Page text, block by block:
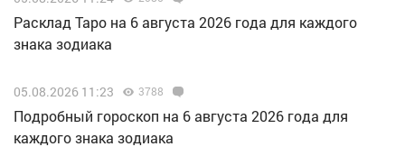
Расклад Таро на 6 августа 2026 года для каждого
знака зодиака
05.08.2026 11:23 3788
Подробный гороскоп на 6 августа 2026 года для
каждого знака зодиака